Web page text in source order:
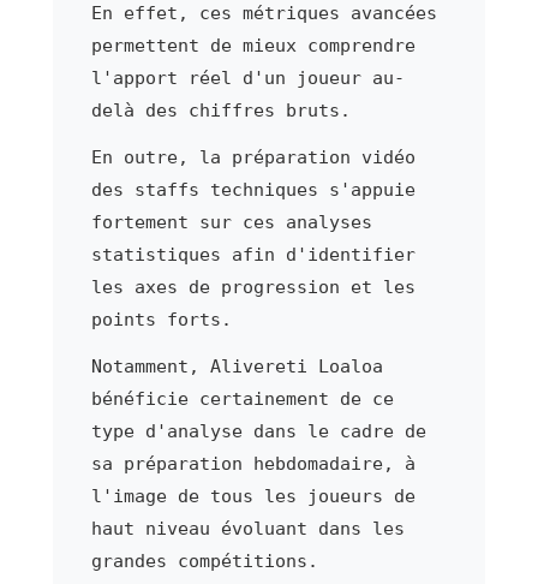
En effet, ces métriques avancées
permettent de mieux comprendre
l'apport réel d'un joueur au-
delà des chiffres bruts.
En outre, la préparation vidéo
des staffs techniques s'appuie
fortement sur ces analyses
statistiques afin d'identifier
les axes de progression et les
points forts.
Notamment, Alivereti Loaloa
bénéficie certainement de ce
type d'analyse dans le cadre de
sa préparation hebdomadaire, à
l'image de tous les joueurs de
haut niveau évoluant dans les
grandes compétitions.